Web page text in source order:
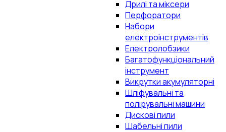
Дрилі та міксери
Перфоратори
Набори
електроінструментів
Електролобзики
Багатофункціональний
інструмент
Викрутки акумуляторні
Шліфувальні та
полірувальні машини
Дискові пили
Шабельні пили